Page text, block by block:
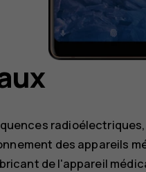
des appareils
de l'appareil